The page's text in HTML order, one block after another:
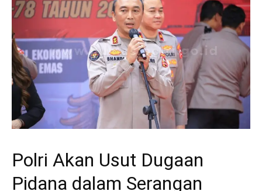
Polri Akan Usut Dugaan
Pidana dalam Serangan